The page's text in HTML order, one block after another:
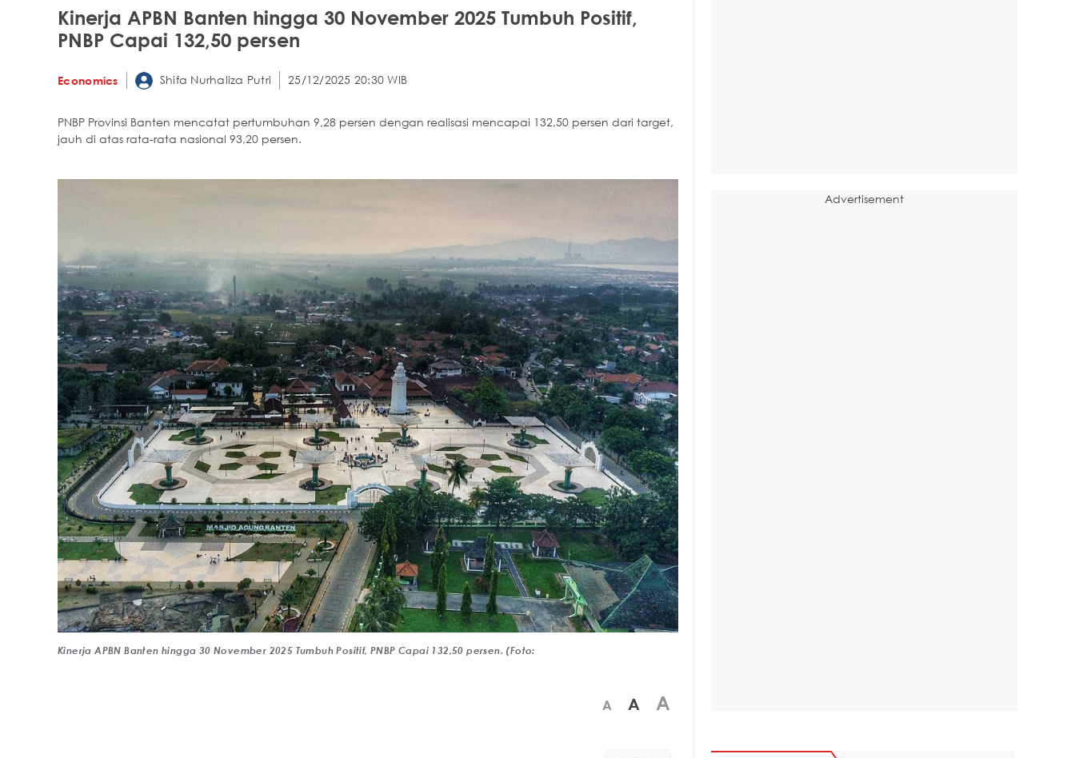
Kinerja APBN Banten hingga 30 November 2025 Tumbuh Positif,
PNBP Capai 132,50 persen
Economics Shifa Nurhaliza Putri 25/12/2025 20:30 WIB
PNBP Provinsi Banten mencatat pertumbuhan 9,28 persen dengan realisasi mencapai 132,50 persen dari target,
jauh di atas rata-rata nasional 93,20 persen.
Kinerja APBN Banten hingga 30 November 2025 Tumbuh Positif, PNBP Capai 132,50 persen. (Foto:
A A A
Advertisement